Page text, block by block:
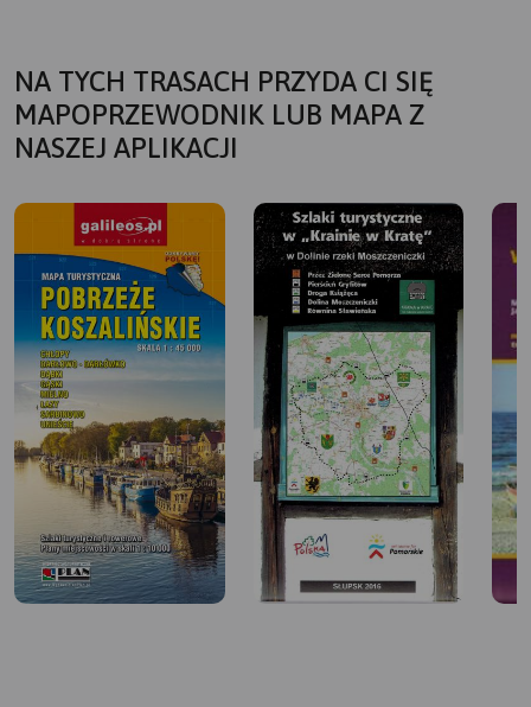
NA TYCH TRASACH PRZYDA CI SIĘ
MAPOPRZEWODNIK LUB MAPA Z
NASZEJ APLIKACJI